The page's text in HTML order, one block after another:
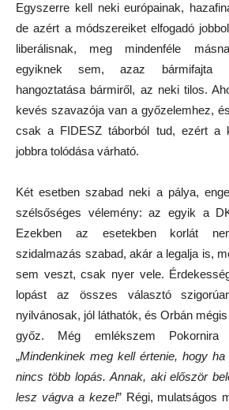
Egyszerre kell neki európainak,
de azért a módszereiket elfogadó
liberálisnak, meg mindenféle
egyiknek sem, azaz bármifajta
hangoztatása bármiről, az neki tilos.
kevés szavazója van a győzelemhez,
csak a FIDESZ táborból tud, ezért a
jobbra tolódása várható.
Két esetben szabad neki a pálya,
szélsőséges vélemény: az egyik a
Ezekben az esetekben korlát
szidalmazás szabad, akár a legalja is,
sem veszt, csak nyer vele.
lopást az összes választó
nyilvánosak, jól láthatók, és Orbán
győz. Még emlékszem Pokornira
„Mindenkinek meg kell értenie, hogy
nincs több lopás. Annak, aki először
lesz vágva a keze!” Régi, mulatságos